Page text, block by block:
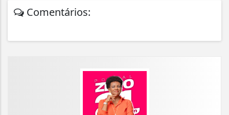
Comentários: